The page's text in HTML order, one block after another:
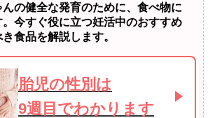
の健全な発育のために、食べ物に
今すぐ役に立つ妊活中のおすすめ
食品を解説します。
胎児の性別は
9週目でわかります